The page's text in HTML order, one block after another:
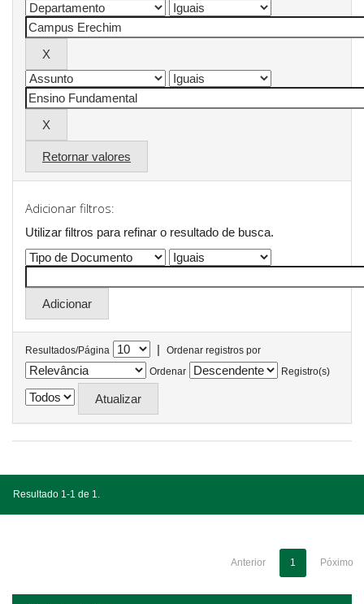
Retornar valores
Adicionar filtros:
Utilizar filtros para refinar o resultado de busca.
Resultados/Página |
Ordenar registros por
Ordenar
Registro(s)
Resultado 1-1 de 1.
Anterior 1 Póximo